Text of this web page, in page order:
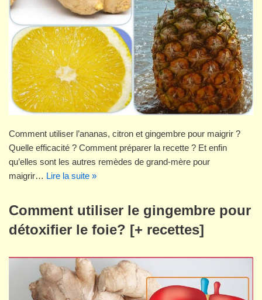
Comment utiliser l’ananas, citron et gingembre pour maigrir ?
Quelle efficacité ? Comment préparer la recette ? Et enfin
qu’elles sont les autres remèdes de grand-mère pour
maigrir… Lire la suite »
Comment utiliser le gingembre pour
détoxifier le foie? [+ recettes]